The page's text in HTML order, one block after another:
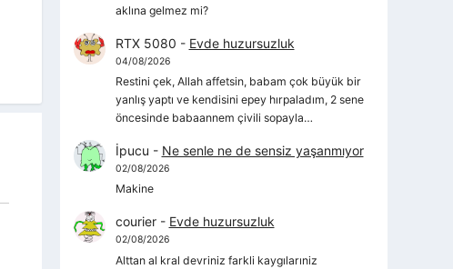
aklına gelmez mi?
RTX 5080 - Evde huzursuzluk
04/08/2026
Restini çek, Allah affetsin, babam çok büyük bir
yanlış yaptı ve kendisini epey hırpaladım, 2 sene
öncesinde babaannem çivili sopayla…
İpucu - Ne senle ne de sensiz yaşanmıyor
02/08/2026
Makine
courier- Evde huzursuzluk
02/08/2026
Alttan al kral devriniz farkli kaygılarıniz